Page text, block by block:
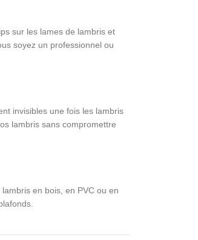
sur les lames de lambris et
soyez un professionnel ou
invisibles une fois les lambris
lambris sans compromettre
en bois, en PVC ou en